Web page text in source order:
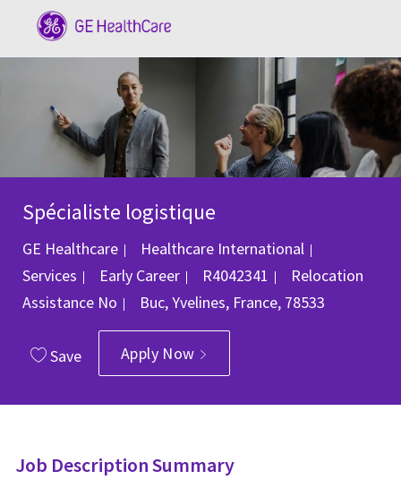
Spécialiste logistique
GE Healthcare Healthcare International
Services
Early Career Job Id
R4042341
Relocation
Assistance No Location
Buc, Yvelines, France, 78533
Save Apply Now
Job Description Summary